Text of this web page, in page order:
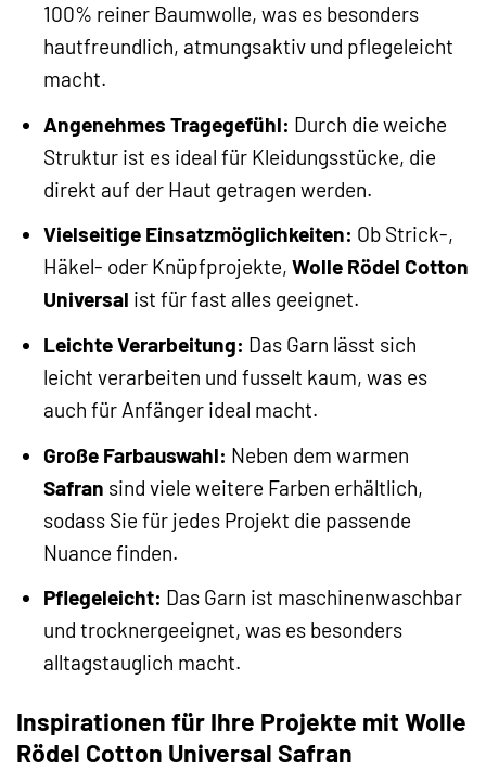
100% reiner Baumwolle, was es besonders
hautfreundlich, atmungsaktiv und pflegeleicht
macht.
Angenehmes Tragegefühl: Durch die weiche
Struktur ist es ideal für Kleidungsstücke, die
direkt auf der Haut getragen werden.
Vielseitige Einsatzmöglichkeiten: Ob Strick-,
Häkel- oder Knüpfprojekte, Wolle Rödel Cotton
Universal ist für fast alles geeignet.
Leichte Verarbeitung: Das Garn lässt sich
leicht verarbeiten und fusselt kaum, was es
auch für Anfänger ideal macht.
Große Farbauswahl: Neben dem warmen
Safran sind viele weitere Farben erhältlich,
sodass Sie für jedes Projekt die passende
Nuance finden.
Pflegeleicht: Das Garn ist maschinenwaschbar
und trocknergeeignet, was es besonders
alltagstauglich macht.
Inspirationen für Ihre Projekte mit Wolle
Rödel Cotton Universal Safran